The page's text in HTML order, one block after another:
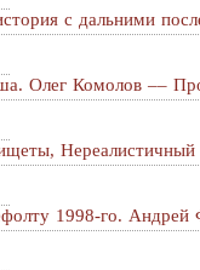
с дальними
Олег Комолов ––
1998-го. Андрей